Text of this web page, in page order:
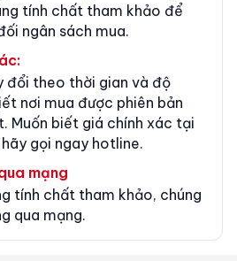
tính chất tham khảo để
ngân sách mua.
đổi theo thời gian và độ
nơi mua được phiên bản
Muốn biết giá chính xác tại
gọi ngay hotline.
mạng
tính chất tham khảo, chúng
qua mạng.